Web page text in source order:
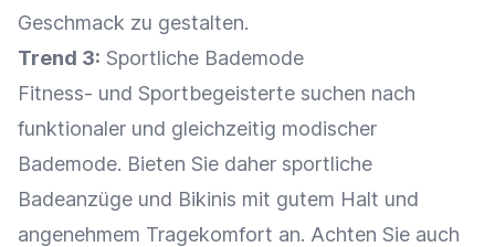
Geschmack zu gestalten.
Trend 3: Sportliche Bademode
Fitness- und Sportbegeisterte suchen nach
funktionaler und gleichzeitig modischer
Bademode. Bieten Sie daher sportliche
Badeanzüge und Bikinis mit gutem Halt und
angenehmem Tragekomfort an. Achten Sie auch